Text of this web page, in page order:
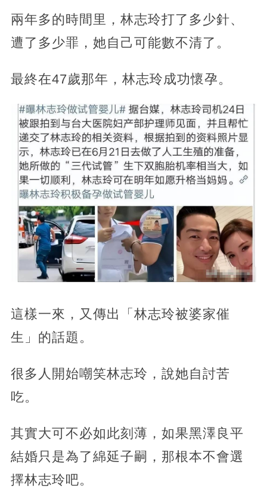
兩年多的時間里，林志玲打了多少針、
遭了多少罪，她自己可能數不清了。
最終在47歲那年，林志玲成功懷孕。
這樣一來，又傳出「林志玲被婆家催
生」的話題。
很多人開始嘲笑林志玲，說她自討苦
吃。
其實大可不必如此刻薄，如果黑澤良平
結婚只是為了綿延子嗣，那根本不會選
擇林志玲吧。